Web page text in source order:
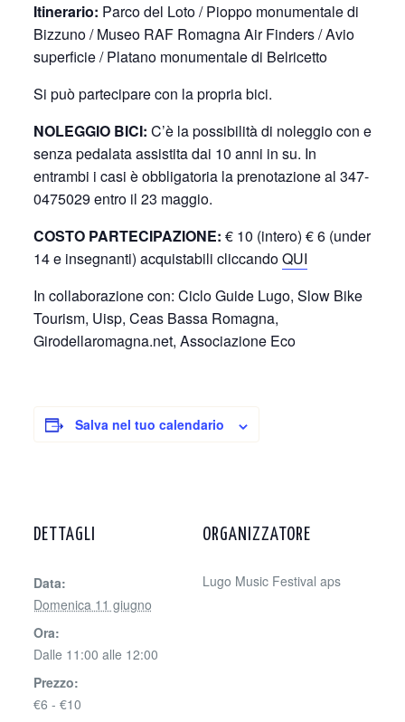
Itinerario: Parco del Loto / Pioppo monumentale di
Bizzuno / Museo RAF Romagna Air Finders / Avio
superficie / Platano monumentale di Belricetto
Si può partecipare con la propria bici.
NOLEGGIO BICI: C’è la possibilità di noleggio con e
senza pedalata assistita dai 10 anni in su. In
entrambi i casi è obbligatoria la prenotazione al 347-
0475029 entro il 23 maggio.
COSTO PARTECIPAZIONE: € 10 (intero) € 6 (under
14 e insegnanti) acquistabili cliccandoQUI
In collaborazione con: Ciclo Guide Lugo, Slow Bike
Tourism, Uisp, Ceas Bassa Romagna,
Girodellaromagna.net, Associazione Eco
Salva nel tuo calendario
DETTAGLI
Data:
Domenica 11 giugno
Ora:
Dalle 11:00 alle 12:00
Prezzo:
€6 - €10
ORGANIZZATORE
Lugo Music Festival aps